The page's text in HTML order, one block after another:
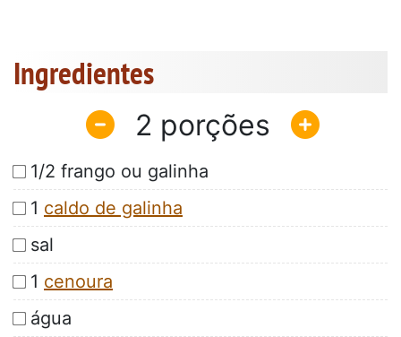
Ingredientes
2
1/2 frango ou galinha
1 caldo de galinha
sal
1 cenoura
água